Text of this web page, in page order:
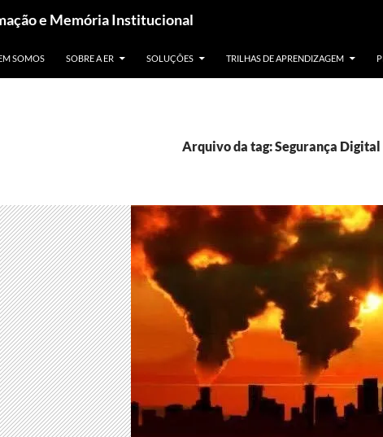
e Memória Institucional
SOMOS
SOBRE A ER SOLUÇÕES TRILHAS DE APRENDIZAGEM
Arquivo da tag: Segurança Digital